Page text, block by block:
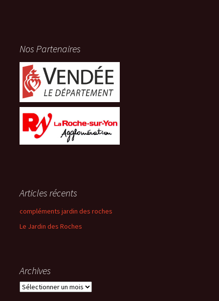
Nos Partenaires
Articles récents
compléments jardin des roches
Le Jardin des Roches
Archives
Archives